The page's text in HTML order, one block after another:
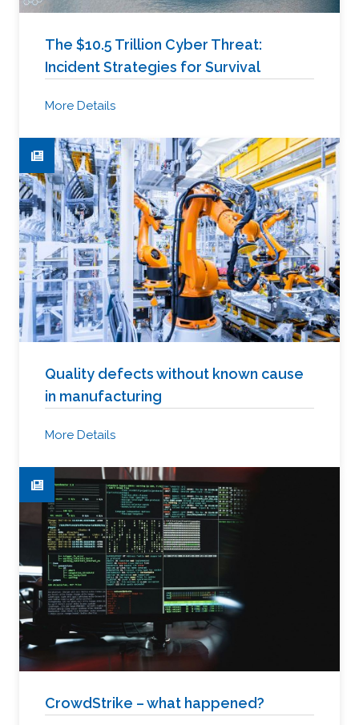
The $10.5 Trillion Cyber Threat:
Incident Strategies for Survival
More Details
Quality defects without known cause
in manufacturing
More Details
CrowdStrike – what happened?